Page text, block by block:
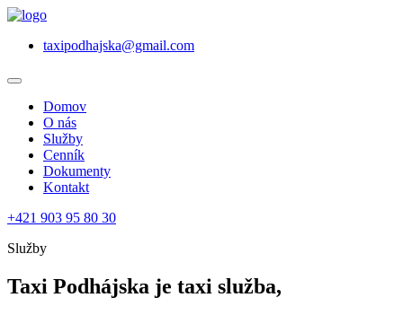
taxipodhajska@gmail.com
Domov
O nás
Služby
Cenník
Dokumenty
Kontakt
+421 903 95 80 30
Služby
Taxi Podhájska je taxi služba,